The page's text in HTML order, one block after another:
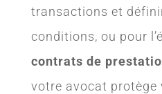
transactions et
conditions, ou pour
contrats de
votre avocat protège